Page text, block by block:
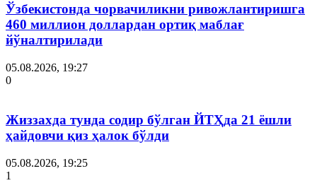
Ўзбекистонда чорвачиликни ривожлантиришга
460 миллион доллардан ортиқ маблағ
йўналтирилади
05.08.2026, 19:27
0
Жиззахда тунда содир бўлган ЙТҲда 21 ёшли
ҳайдовчи қиз ҳалок бўлди
05.08.2026, 19:25
1